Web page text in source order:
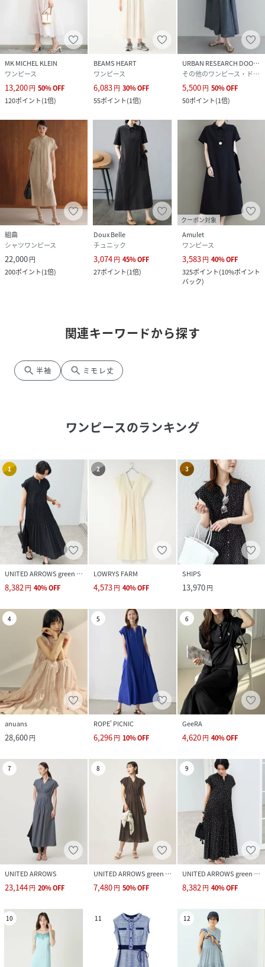
MK MICHEL KLEIN
ワンピース
13,200円 50%OFF
120ポイント(1倍)
BEAMS HEART
ワンピース
6,083円 30%OFF
55ポイント(1倍)
URBAN RESEARCH DOORS
その他のワンピース・ドレス
5,500円 50%OFF
50ポイント(1倍)
組曲
シャツワンピース
22,000円
200ポイント(1倍)
Doux Belle
チュニック
3,074円 45%OFF
27ポイント(1倍)
クーポン対象
Amulet
ワンピース
3,583円 40%OFF
325ポイント(10%ポイント
バック)
関連キーワードから探す
search 半袖 search ミモレ丈
ワンピースのランキング
1
UNITED ARROWS green label relaxing
8,382円 40%OFF
2
LOWRYS FARM
4,573円 40%OFF
3
SHIPS
13,970円
4
anuans
28,600円
5
ROPE' PICNIC
6,296円 10%OFF
6
GeeRA
4,620円 40%OFF
7
UNITED ARROWS
23,144円 20%OFF
8
UNITED ARROWS green label relaxing
7,480円 50%OFF
9
UNITED ARROWS green label relaxing
8,382 円 40%OFF
10 11 12